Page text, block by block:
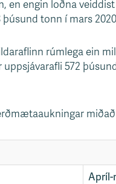
en engin loðna
þúsund tonn í mars
rúmlega ein
572
Apríl-